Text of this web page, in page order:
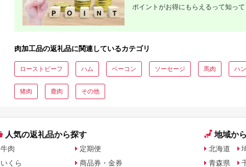
ポイントがお得にもらえるって知って
肉加工品の返礼品に関連しているカテゴリ
ローストビーフ ハム ベーコン ソーセージ 馬肉 ハ
猪肉 鹿肉 その他
人気の返礼品から探す
牛肉
いくら
定期便
商品券・金券
地域か
北海道
青森県